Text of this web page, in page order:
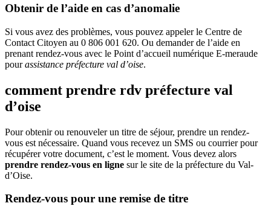
Obtenir de l’aide en cas d’anomalie
Si vous avez des problèmes, vous pouvez appeler le Centre de
Contact Citoyen au 0 806 001 620. Ou demander de l’aide en
prenant rendez-vous avec le Point d’accueil numérique E-meraude
pourassistance préfecture val d’oise.
comment prendre rdv préfecture val
d’oise
Pour obtenir ou renouveler un titre de séjour, prendre un rendez-
vous est nécessaire. Quand vous recevez un SMS ou courrier pour
récupérer votre document, c’est le moment. Vous devez alors
prendre rendez-vous en ligne sur le site de la préfecture du Val-
d’Oise.
Rendez-vous pour une remise de titre